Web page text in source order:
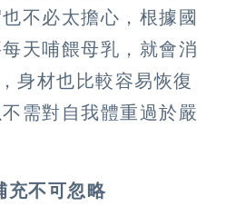
不必太擔心，根據國
天哺餵母乳，就會消
身材也比較容易恢復
需對自我體重過於嚴
充不可忽略